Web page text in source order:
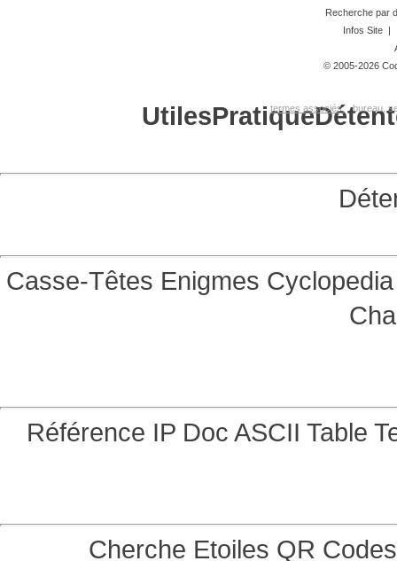
Recherche par
Infos Site|
© 2005-2026
termes associés: bureau,
UtilesPratique
Casse-Têtes Enigmes
Référence IP Doc ASCII Table
Cherche Etoiles QR Codes